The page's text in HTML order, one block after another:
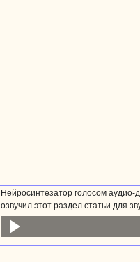
Нейросинтезатор голосом
озвучил этот раздел статьи для